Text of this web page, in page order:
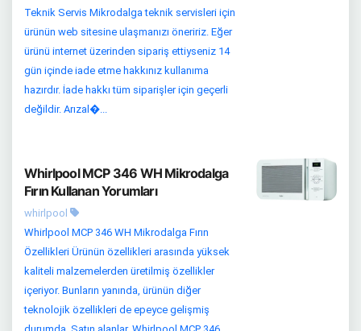
Teknik Servis Mikrodalga teknik servisleri için
ürünün web sitesine ulaşmanızı öneririz. Eğer
ürünü internet üzerinden sipariş ettiyseniz 14
gün içinde iade etme hakkınız kullanıma
hazırdır. İade hakkı tüm siparişler için geçerli
değildir. Arızal�...
Whirlpool MCP 346 WH Mikrodalga
Fırın Kullanan Yorumları
whirlpool
Whirlpool MCP 346 WH Mikrodalga Fırın
Özellikleri Ürünün özellikleri arasında yüksek
kaliteli malzemelerden üretilmiş özellikler
içeriyor. Bunların yanında, ürünün diğer
teknolojik özellikleri de epeyce gelişmiş